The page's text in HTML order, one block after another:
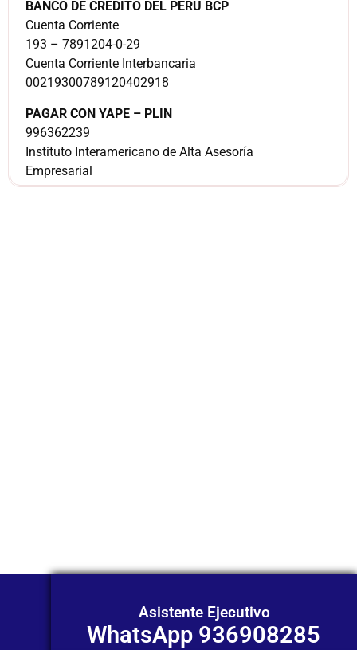
BANCO DE CRÉDITO DEL PERÚ BCP
Cuenta Corriente
193 – 7891204-0-29
Cuenta Corriente Interbancaria
00219300789120402918
PAGAR CON YAPE – PLIN
996362239
Instituto Interamericano de Alta Asesoría
Empresarial
Asistente Ejecutivo
WhatsApp 936908285